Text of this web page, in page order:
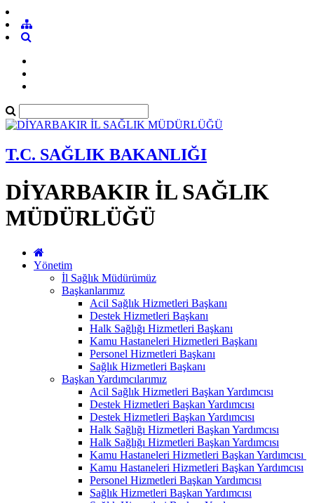
T.C. SAĞLIK BAKANLIĞI
DİYARBAKIR İL SAĞLIK
MÜDÜRLÜĞÜ
Yönetim
İl Sağlık Müdürümüz
Başkanlarımız
Acil Sağlık Hizmetleri Başkanı
Destek Hizmetleri Başkanı
Halk Sağlığı Hizmetleri Başkanı
Kamu Hastaneleri Hizmetleri Başkanı
Personel Hizmetleri Başkanı
Sağlık Hizmetleri Başkanı
Başkan Yardımcılarımız
Acil Sağlık Hizmetleri Başkan Yardımcısı
Destek Hizmetleri Başkan Yardımcısı
Destek Hizmetleri Başkan Yardımcısı
Halk Sağlığı Hizmetleri Başkan Yardımcısı
Halk Sağlığı Hizmetleri Başkan Yardımcısı
Kamu Hastaneleri Hizmetleri Başkan Yardımcısı ​
Kamu Hastaneleri Hizmetleri Başkan Yardımcısı
Personel Hizmetleri Başkan Yardımcısı
Sağlık Hizmetleri Başkan Yardımcısı